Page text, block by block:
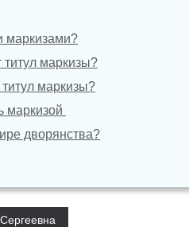
маркизами?
титул маркизы?
титул маркизы?
маркизой
дворянства?